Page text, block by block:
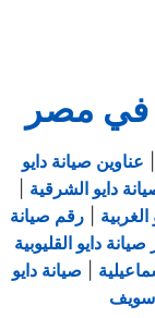
في مصر
عناوين صيانة دايو
دايو الشرقية
|رقم صيانة
دايو القليوبية
صيانة دايو
سويف